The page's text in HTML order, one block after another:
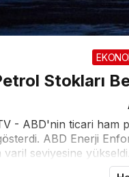
Stokları
- ABD'nin ticari ham
ABD Enerji
seviyesine